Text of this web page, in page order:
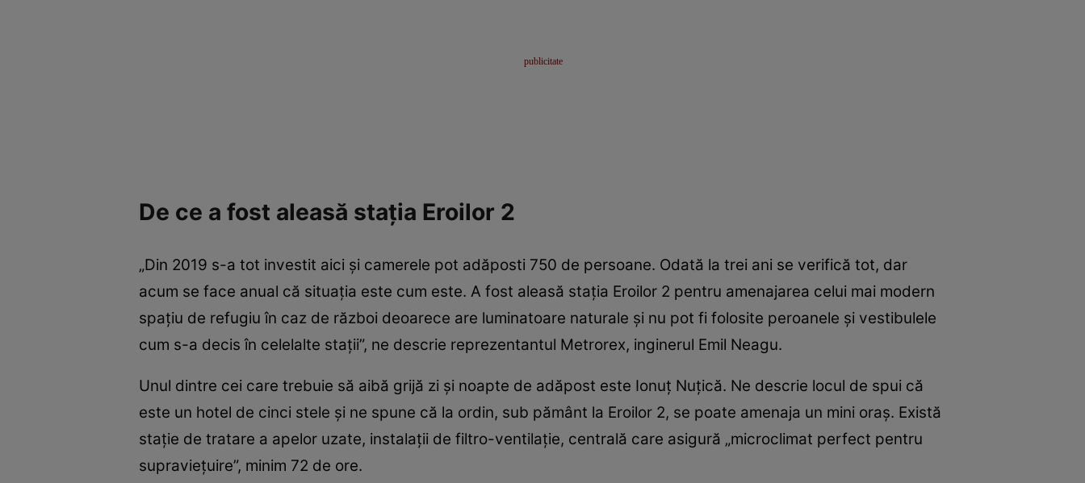
De ce a fost aleasă stația Eroilor 2
„Din 2019 s-a tot investit aici și camerele pot adăposti 750 de persoane. Odată la trei ani se verifică tot, dar
acum se face anual că situația este cum este. A fost aleasă stația Eroilor 2 pentru amenajarea celui mai modern
spațiu de refugiu în caz de război deoarece are luminatoare naturale și nu pot fi folosite peroanele și vestibulele
cum s-a decis în celelalte stații”, ne descrie reprezentantul Metrorex, inginerul Emil Neagu.
Unul dintre cei care trebuie să aibă grijă zi și noapte de adăpost este Ionuț Nuțică. Ne descrie locul de spui că
este un hotel de cinci stele și ne spune că la ordin, sub pământ la Eroilor 2, se poate amenaja un mini oraș. Există
stație de tratare a apelor uzate, instalații de filtro-ventilație, centrală care asigură „microclimat perfect pentru
supraviețuire”, minim 72 de ore.